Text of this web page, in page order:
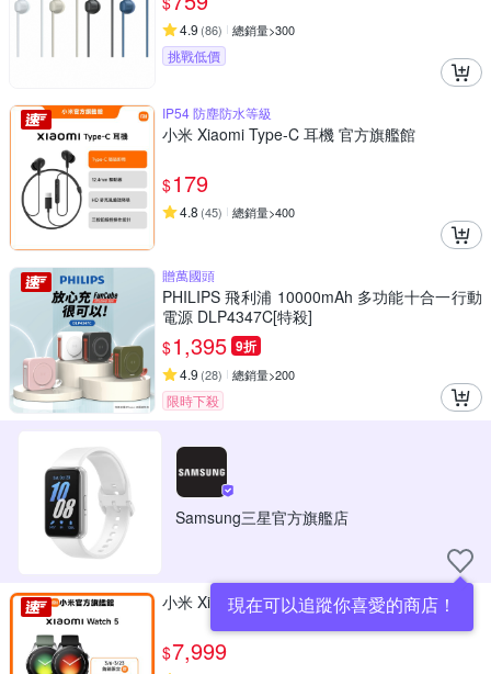
4.9 (86) 總銷量>300
挑戰低價
IP54 防塵防水等級
小米 Xiaomi Type-C 耳機 官方旗艦館
$179
4.8 (45) 總銷量>400
贈萬國頭
PHILIPS 飛利浦 10000mAh 多功能十合一行動
電源 DLP4347C[特殺]
$1,395 9折
4.9 (28) 總銷量>200
限時下殺
Samsung三星官方旗艦店
現在可以追蹤你喜愛的商店！
小米 Xiaomi Watch 5 官方旗艦館
$7,999